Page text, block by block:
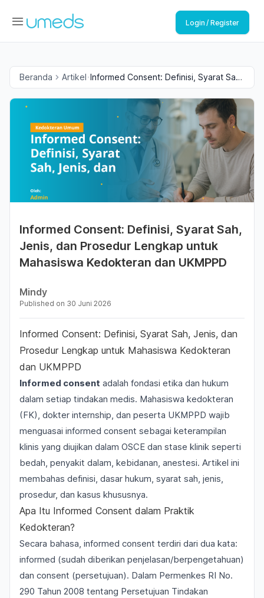
Login / Register
Beranda Artikel Informed Consent: Definisi, Syarat Sah,
Jenis, dan Prosedur Lengkap untuk
Mahasiswa Kedokteran dan UKMPPD
Informed Consent: Definisi, Syarat Sah,
Jenis, dan Prosedur Lengkap untuk
Mahasiswa Kedokteran dan UKMPPD
Mindy
Published on 30 Juni 2026
Informed Consent: Definisi, Syarat Sah, Jenis, dan
Prosedur Lengkap untuk Mahasiswa Kedokteran
dan UKMPPD
Informed consent adalah fondasi etika dan hukum
dalam setiap tindakan medis. Mahasiswa kedokteran
(FK), dokter internship, dan peserta UKMPPD wajib
menguasai informed consent sebagai keterampilan
klinis yang diujikan dalam OSCE dan stase klinik seperti
bedah, penyakit dalam, kebidanan, anestesi. Artikel ini
membahas definisi, dasar hukum, syarat sah, jenis,
prosedur, dan kasus khususnya.
Apa Itu Informed Consent dalam Praktik
Kedokteran?
Secara bahasa, informed consent terdiri dari dua kata:
informed (sudah diberikan penjelasan/berpengetahuan)
dan consent (persetujuan). Dalam Permenkes RI No.
290 Tahun 2008 tentang Persetujuan Tindakan